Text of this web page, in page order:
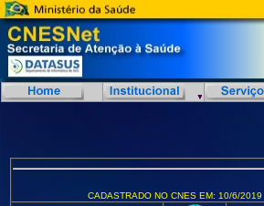
CADASTRADO NO CNES EM: 10/6/2019